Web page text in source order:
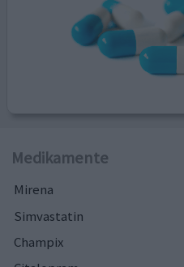
Medikamente
Mirena
Simvastatin
Champix